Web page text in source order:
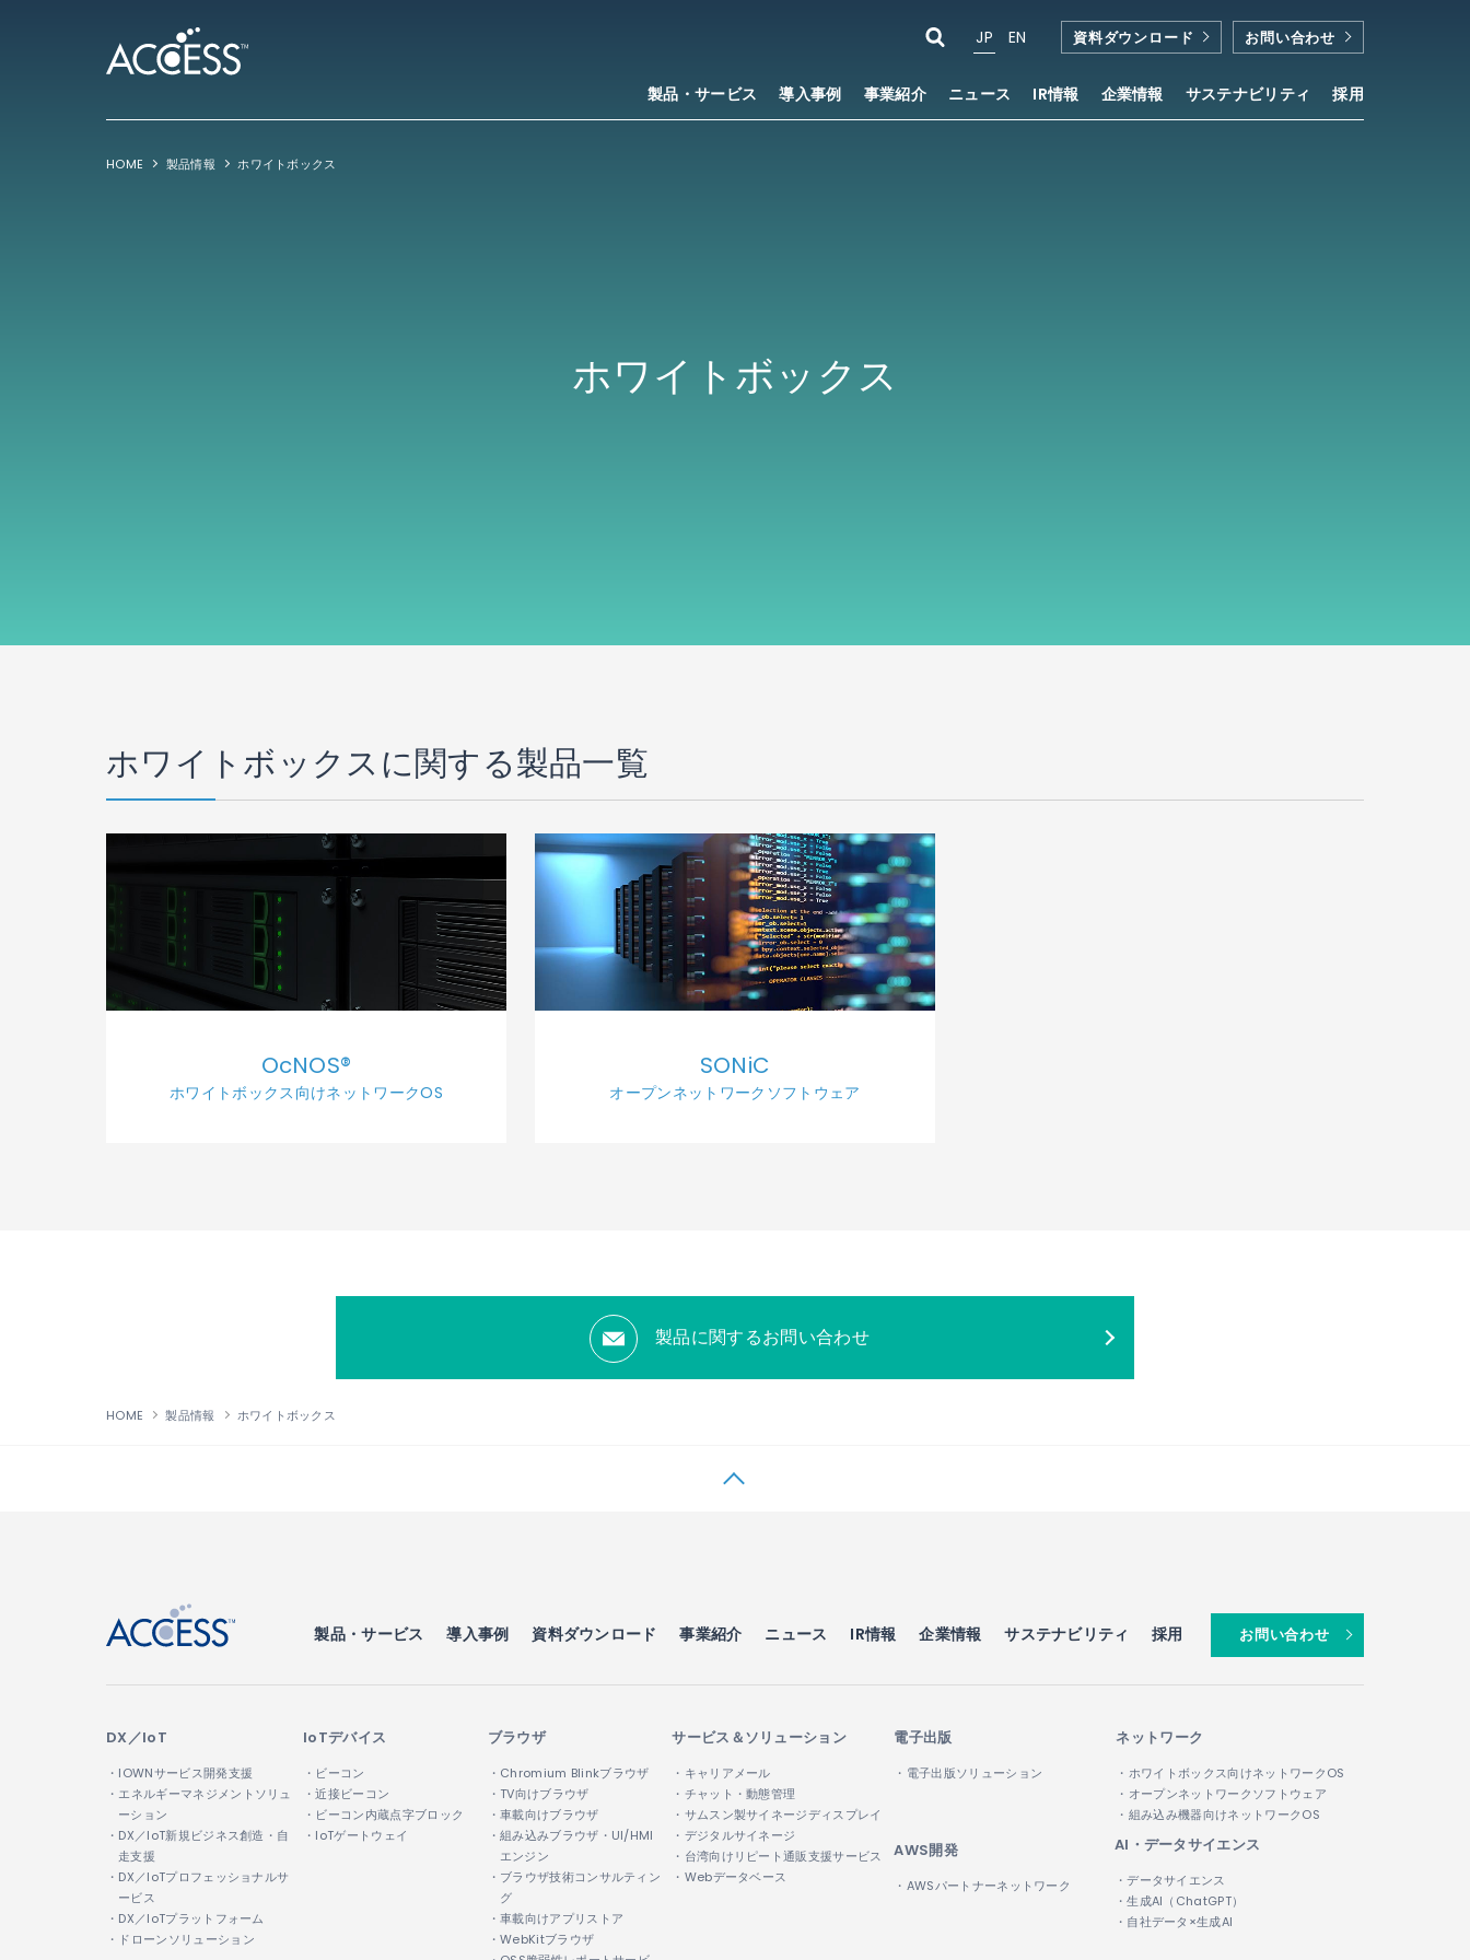
製品・サービス 導入事例 事業紹介 ニュース IR情報 企業情報 サステナビリティ 採用
JP EN 資料ダウンロード お問い合わせ
HOME 製品情報 ホワイトボックス
ホワイトボックス
ホワイトボックスに関する製品一覧
OcNOS®
ホワイトボックス向けネットワークOS
SONiC
オープンネットワークソフトウェア
製品に関するお問い合わせ
HOME 製品情報 ホワイトボックス
製品・サービス 導入事例 資料ダウンロード 事業紹介 ニュース IR情報 企業情報 サステナビリティ 採用 お問い合わせ
DX／IoT
・IOWNサービス開発支援
・エネルギーマネジメントソリュ
ーション
・DX／IoT新規ビジネス創造・自
走支援
・DX／IoTプロフェッショナルサ
ービス
・DX／IoTプラットフォーム
・ドローンソリューション
IoTデバイス
・ビーコン
・近接ビーコン
・ビーコン内蔵点字ブロック
・IoTゲートウェイ
ブラウザ
・Chromium Blinkブラウザ
・TV向けブラウザ
・車載向けブラウザ
・組み込みブラウザ・UI/HMI
エンジン
・ブラウザ技術コンサルティン
グ
・車載向けアプリストア
・WebKitブラウザ
サービス＆ソリューション
・キャリアメール
・チャット・動態管理
・サムスン製サイネージディスプレイ
・デジタルサイネージ
・台湾向けリピート通販支援サービス
・Webデータベース
電子出版
・電子出版ソリューション
ネットワーク
・ホワイトボックス向けネットワークOS
・オープンネットワークソフトウェア
・組み込み機器向けネットワークOS
AWS開発
・AWSパートナーネットワーク
AI・データサイエンス
・データサイエンス
・生成AI（ChatGPT）
・自社データ×生成AI